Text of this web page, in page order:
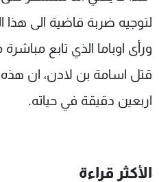
لتوجيه ضربة قاضية الى هذا
ورأى اوباما الذي تابع
قتل اسامة بن لادن، ان
اربعين دقيقة في حياته.
الأكثر قراءة